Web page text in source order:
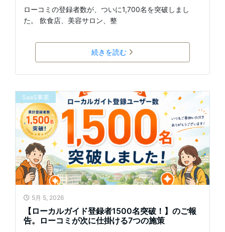
ローコミの登録者数が、ついに1,700名を突破しまし
た。 飲食店、美容サロン、整
続きを読む
SaaS事業
5月 5, 2026
【ローカルガイド登録者1500名突破！】のご報
告。ローコミが次に仕掛ける7つの施策